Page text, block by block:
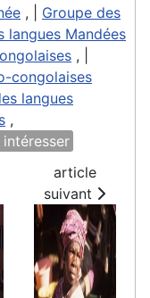
, | Groupe des
langues Mandées
, |
congolaises
langues
,
article
suivant